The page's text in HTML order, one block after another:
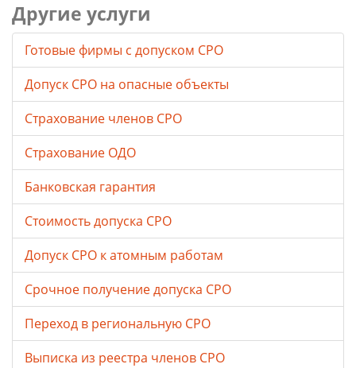
Другие услуги
Готовые фирмы с допуском СРО
Допуск СРО на опасные объекты
Страхование членов СРО
Страхование ОДО
Банковская гарантия
Стоимость допуска СРО
Допуск СРО к атомным работам
Срочное получение допуска СРО
Переход в региональную СРО
Выписка из реестра членов СРО